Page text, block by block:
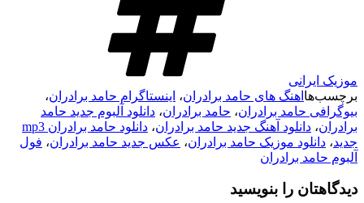
موزیک ایرانی
برچسب‌ها اهنگ های حامد برادران، اینستاگرام حامد برادران،
بیوگرافی حامد برادران، حامد برادران، دانلود آلبوم جدید حامد
برادران، دانلود آهنگ جدید حامد برادران،
دانلود حامد برادران mp3
جدید، دانلود موزیک حامد برادران، عکس جدید حامد برادران، فول
آلبوم حامد برادران
دیدگاهتان را بنویسید